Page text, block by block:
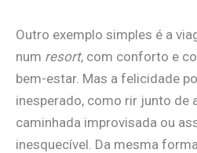
Outro exemplo simples é a
num resort, com conforto e
bem-estar. Mas a felicidade
inesperado, como rir junto de
caminhada improvisada ou
inesquecível. Da mesma